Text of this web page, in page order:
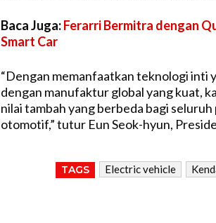
Baca Juga:Ferarri Bermitra dengan
Smart Car
“Dengan memanfaatkan teknologi inti
dengan manufaktur global yang kuat,
nilai tambah yang berbeda bagi
otomotif,” tutur Eun Seok-hyun,
TAGS Electric vehicle